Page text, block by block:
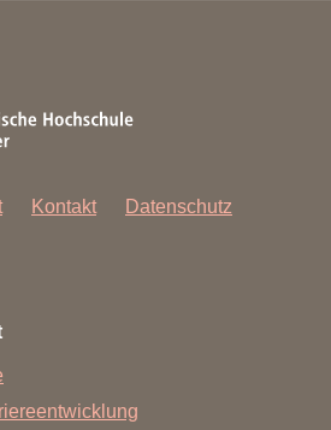
Kontakt
Datenschutz